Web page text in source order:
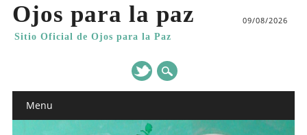
Ojos para la paz
Sitio Oficial de Ojos para la Paz
09/08/2026
Main menu
Menu